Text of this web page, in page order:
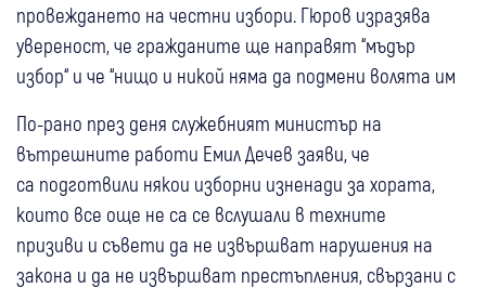
провеждането на честни избори. Гюров изразява
увереност, че гражданите ще направят “мъдър
избор“ и че “нищо и никой няма да подмени волята им
По-рано през деня служебният министър на
вътрешните работи Емил Дечев заяви, че
са подготвили някои изборни изненади за хората,
които все още не са се вслушали в техните
призиви и съвети да не извършват нарушения на
закона и да не извършват престъпления, свързани с